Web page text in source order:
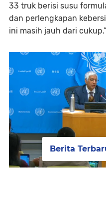
33 truk berisi susu
dan perlengkapan
ini masih jauh dari cukup.”
Berita